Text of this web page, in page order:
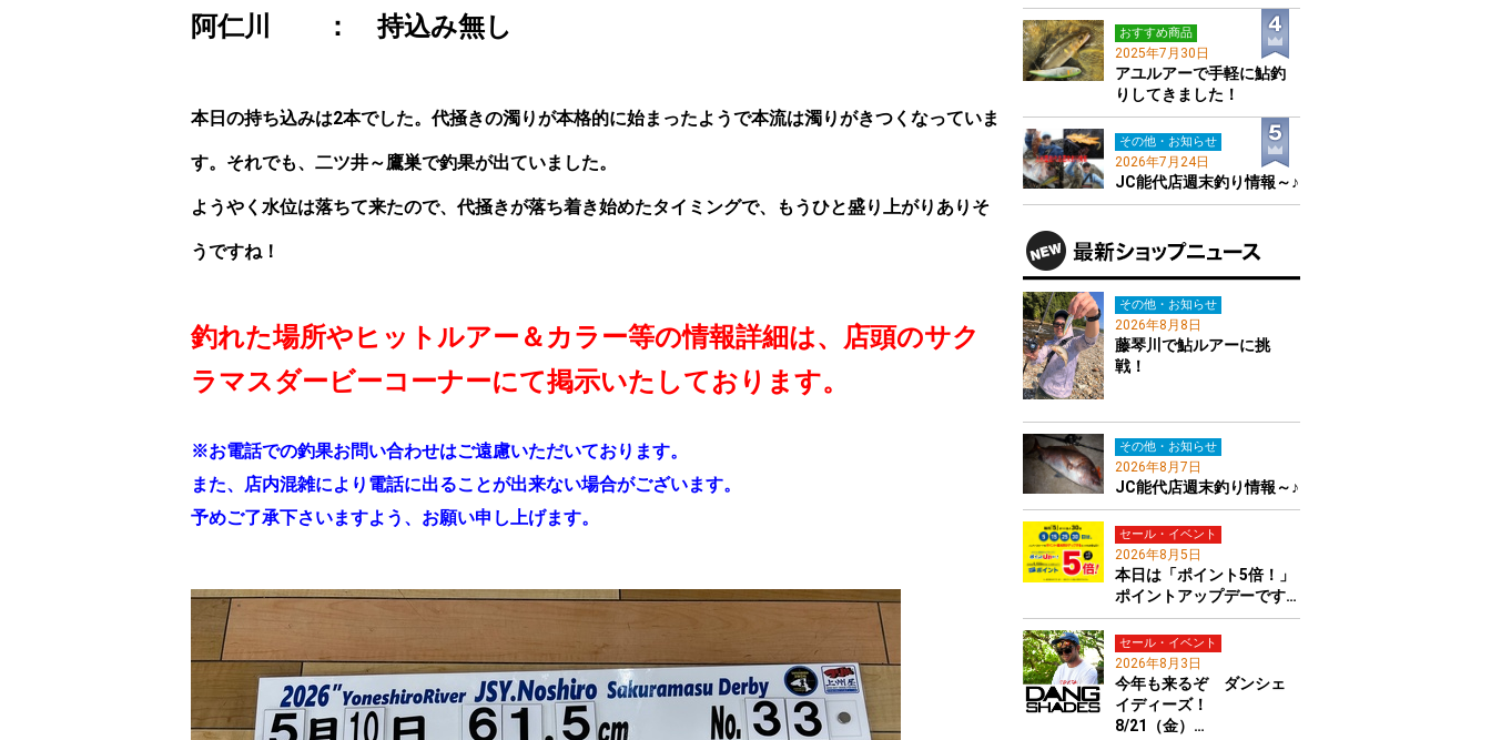
阿仁川 ： 持込み無し
本日の持ち込みは2本でした。代掻きの濁りが本格的に始まったようで本流は濁りがきつくなっていま
す。それでも、二ツ井～鷹巣で釣果が出ていました。
ようやく水位は落ちて来たので、代掻きが落ち着き始めたタイミングで、もうひと盛り上がりありそ
うですね！
釣れた場所やヒットルアー＆カラー等の情報詳細は、店頭のサク
ラマスダービーコーナーにて掲示いたしております。
※お電話での釣果お問い合わせはご遠慮いただいております。
また、店内混雑により電話に出ることが出来ない場合がございます。
予めご了承下さいますよう、お願い申し上げます。
おすすめ商品
2025年7月30日
アユルアーで手軽に鮎釣
りしてきました！
その他・お知らせ
2026年7月24日
JC能代店週末釣り情報～♪
その他・お知らせ
2026年8月8日
藤琴川で鮎ルアーに挑
戦！
その他・お知らせ
2026年8月7日
JC能代店週末釣り情報～♪
セール・イベント
2026年8月5日
本日は「ポイント5倍！」
ポイントアップデーです…
セール・イベント
2026年8月3日
今年も来るぞ ダンシェ
イディーズ！
8/21（金）…